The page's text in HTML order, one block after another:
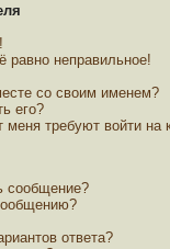
равно неправильное!
со своим именем?
его?
требуют войти на
сообщение?
ответа?